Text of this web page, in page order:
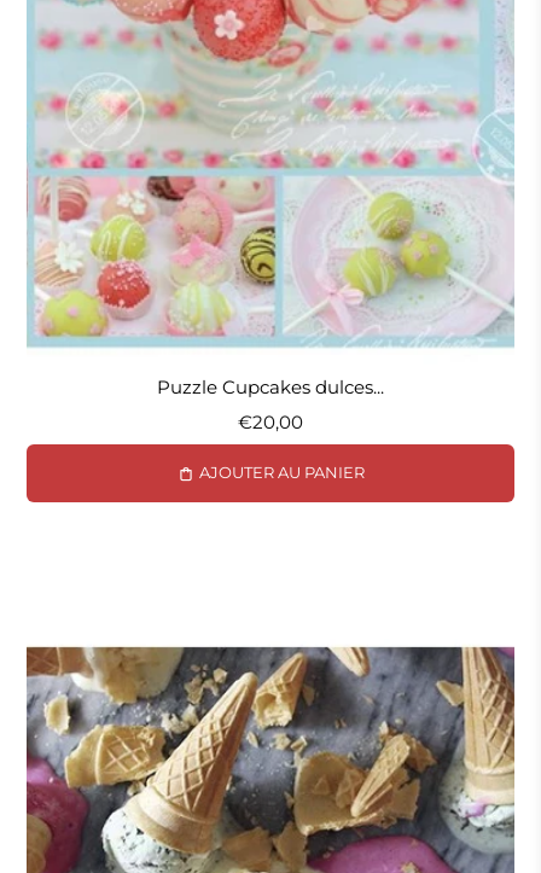
Puzzle Cupcakes dulces...
€20,00
AJOUTER AU PANIER